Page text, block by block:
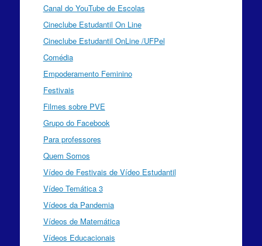
Canal do YouTube de Escolas
Cineclube Estudantil On Line
Cineclube Estudantil OnLine /UFPel
Comédia
Empoderamento Feminino
Festivais
Filmes sobre PVE
Grupo do Facebook
Para professores
Quem Somos
Vídeo de Festivais de Vídeo Estudantil
Vídeo Temática 3
Vídeos da Pandemia
Vídeos de Matemática
Vídeos Educacionais